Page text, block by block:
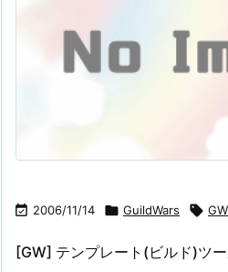
 2006/11/14  GuildWars 
[GW] テンプレート(ビルド)ツ